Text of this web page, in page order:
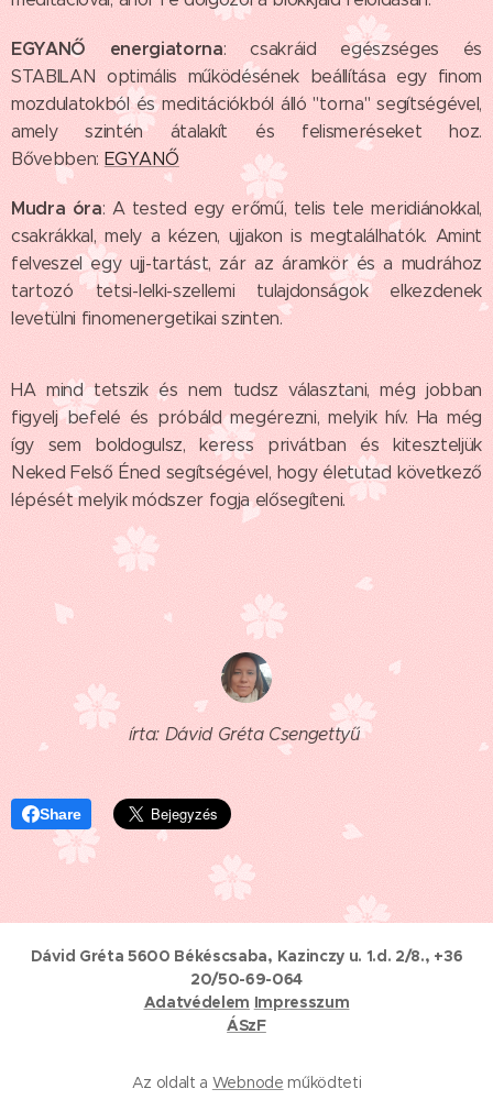
EGYANŐ energiatorna: csakráid egészséges és
STABILAN optimális működésének beállítása egy finom
mozdulatokból és meditációkból álló "torna" segítségével,
amely szintén átalakít és felismeréseket hoz.
Bővebben: EGYANŐ
Mudra óra: A tested egy erőmű, telis tele meridiánokkal,
csakrákkal, mely a kézen, ujjakon is megtalálhatók. Amint
felveszel egy ujj-tartást, zár az áramkör és a mudrához
tartozó tetsi-lelki-szellemi tulajdonságok elkezdenek
levetülni finomenergetikai szinten.
HA mind tetszik és nem tudsz választani, még jobban
figyelj befelé és próbáld megérezni, melyik hív. Ha még
így sem boldogulsz, keress privátban és kiteszteljük
Neked Felső Éned segítségével, hogy életutad következő
lépését melyik módszer fogja elősegíteni.
írta: Dávid Gréta Csengettyű
Share
Dávid Gréta 5600 Békéscsaba, Kazinczy u. 1.d. 2/8., +36
20/50-69-064
Adatvédelem Impresszum
ÁSzF
Az oldalt a Webnode működteti